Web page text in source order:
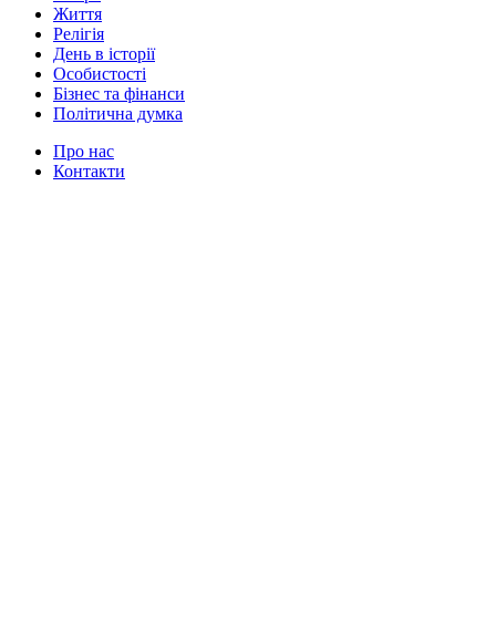
Життя
Релігія
День в історії
Особистості
Бізнес та фінанси
Політична думка
Про нас
Контакти